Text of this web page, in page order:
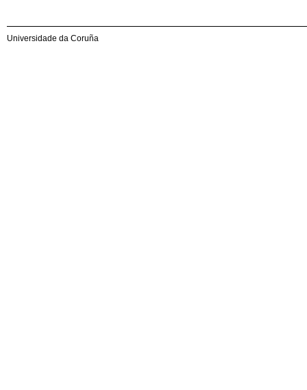
Universidade da Coruña